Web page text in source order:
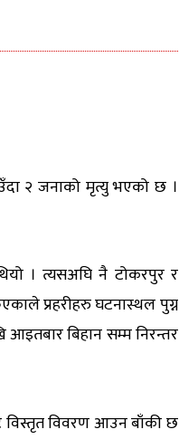
२ जनाको मृत्यु भएको छ ।
। त्यसअघि नै टोकरपुर र
प्रहरीहरु घटनास्थल पुग्न
आइतबार बिहान सम्म निरन्तर
विस्तृत विवरण आउन बाँकी छ